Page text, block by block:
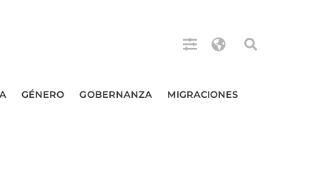
GÉNERO GOBERNANZA MIGRACIONES